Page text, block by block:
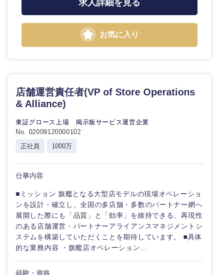
求人詳細を見る
お気に入り
店舗運営責任者(VP of Store Operations
& Alliance)
東証グロース上場 掲示板サービス運営企業
No. 02009120000102
正社員
1000万
仕事内容
■ミッション 旗艦となる大型店モデルの現場オペレーショ
ンを設計・確立し、全国の多店舗・多数のパートナー網へ
展開した際にも「品質」と「効率」を維持できる、再現性
のある店舗運営・パートナーアライアンスマネジメントシ
ステムを構築していただくことを期待しています。 ■具体
的な業務内容 ・旗艦店オペレーション...
経験・資格